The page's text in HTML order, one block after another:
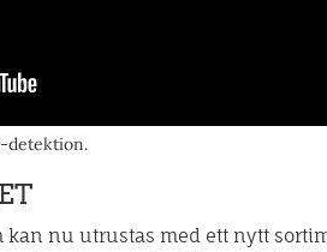
detektion.
kan nu utrustas med ett nytt